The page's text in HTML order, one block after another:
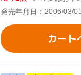
発売年月日：2006/03/01
カート